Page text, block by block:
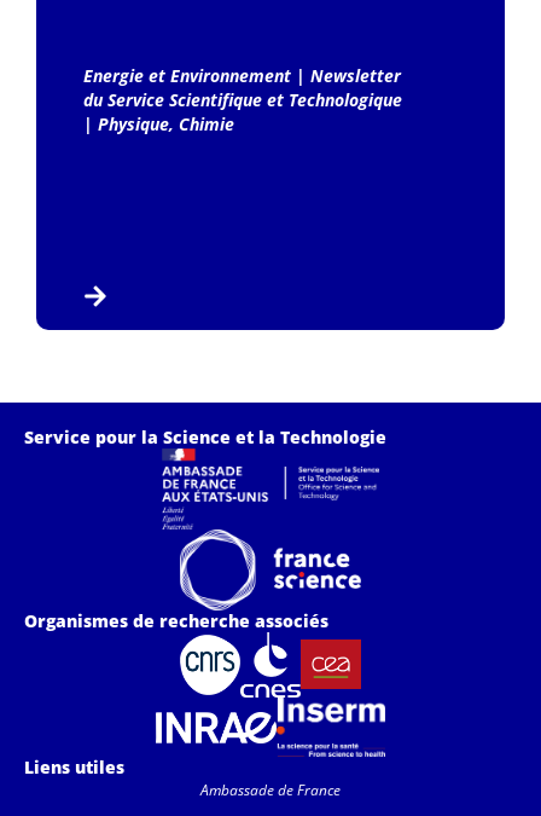
Energie et Environnement| Newsletter
du Service Scientifique et Technologique
| Physique, Chimie
Service pour la Science et la Technologie
Organismes de recherche associés
Liens utiles
Ambassade de France